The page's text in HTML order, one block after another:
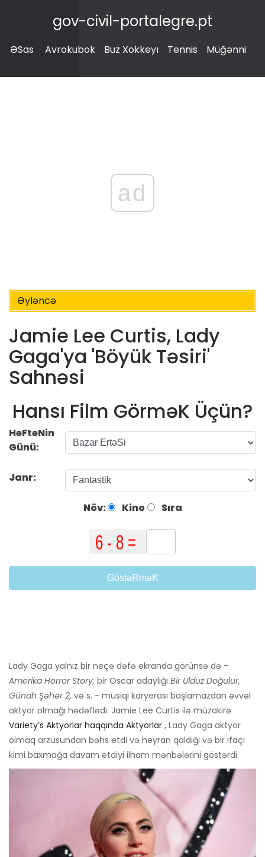
gov-civil-portalegre.pt
ƏSas Avrokubok Buz Xokkeyı Tennis Müğənni
ad
Əyləncə
Jamie Lee Curtis, Lady
Gaga'ya 'Böyük Təsiri'
Sahnəsi
Hansı Film GörməK Üçün?
HəFtəNin
Günü:
Janr:
Növ: Kino Sıra
GöstəRməK
Lady Gaga yalnız bir neçə dəfə ekranda görünsə də -
Amerika Horror Story, bir Oscar adaylığı Bir Ulduz Doğulur,
Günah Şəhər 2, və s. - musiqi karyerası başlamazdan əvvəl
aktyor olmağı hədəflədi. Jamie Lee Curtis ilə müzakirə
Variety’s Aktyorlar haqqında Aktyorlar , Lady Gaga aktyor
olmaq arzusundan bəhs etdi və heyran qaldığı və bir ifaçı
kimi baxmağa davam etdiyi ilham mənbələrini göstərdi.